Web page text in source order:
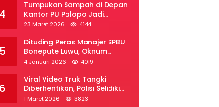
4
Tumpukan Sampah di Depan
Kantor PU Palopo Jadi
Sorotan, Warga Desak DLH
23 Maret 2026 4144
5
Dituding Peras Manajer SPBU
Bonepute Luwu, Oknum
Wartawan Angkat Bicara
4 Januari 2026 4019
6
Viral Video Truk Tangki
Diberhentikan, Polisi Selidiki
Dugaan Penyelundupan Solar
1 Maret 2026 3823